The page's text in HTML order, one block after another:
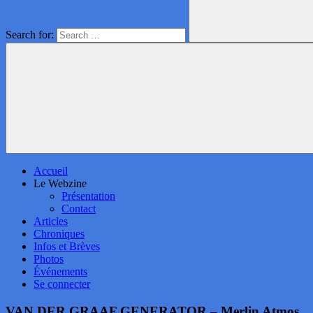
Search for:
Accueil
Le Webzine
Présentation
Contact
Articles
Chroniques
Infos et Brèves
Photos
Événements
Se connecter